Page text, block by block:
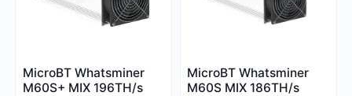
MicroBT Whatsminer
M60S+ MIX 196TH/s
MicroBT Whatsminer
M60S MIX 186TH/s